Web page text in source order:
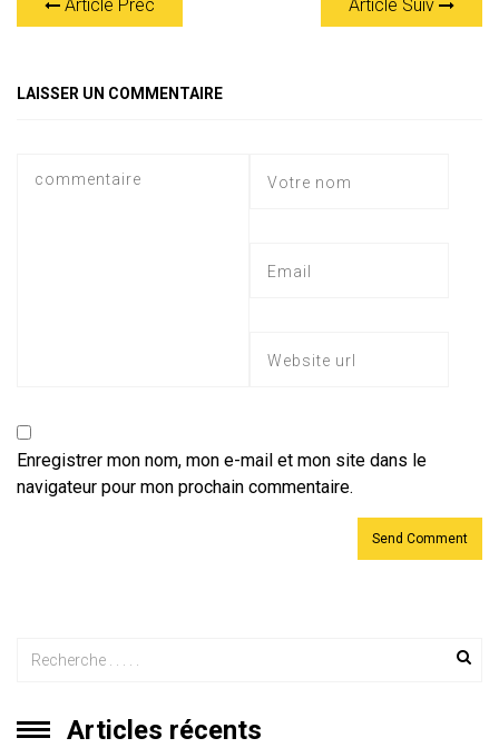
s
p
gr
m
b
ok
g
Article Prec Article Suiv
LAISSER UN COMMENTAIRE
Enregistrer mon nom, mon e-mail et mon site dans le
navigateur pour mon prochain commentaire.
Articles récents